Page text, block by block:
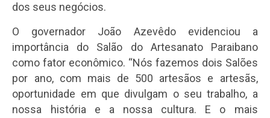
dos seus negócios.
O governador João Azevêdo evidenciou a
importância do Salão do Artesanato Paraibano
como fator econômico. “Nós fazemos dois Salões
por ano, com mais de 500 artesãos e artesãs,
oportunidade em que divulgam o seu trabalho, a
nossa história e a nossa cultura. E o mais